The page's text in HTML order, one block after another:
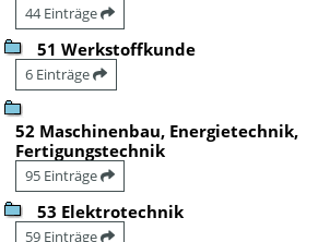
44 Einträge
51 Werkstoffkunde
6 Einträge
52 Maschinenbau, Energietechnik,
Fertigungstechnik
95 Einträge
53 Elektrotechnik
59 Einträge